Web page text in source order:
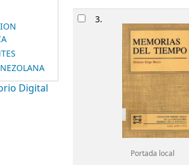
Digital
3.
Portada local